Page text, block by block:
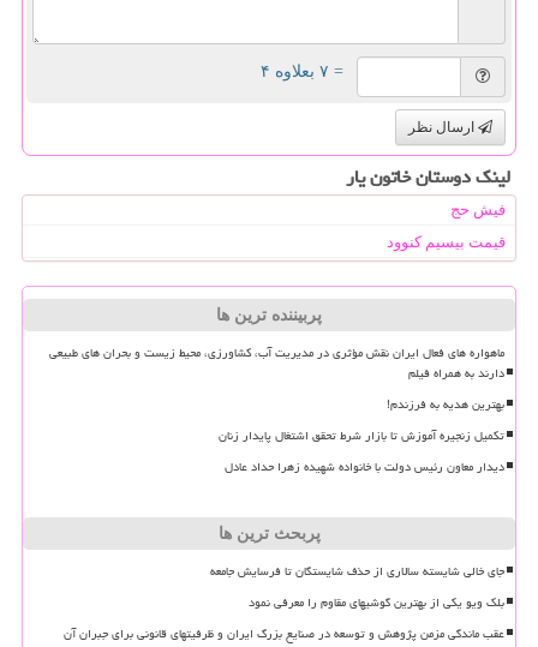
= ۷ بعلاوه ۴
ارسال نظر
لینک دوستان خاتون یار
فیش حج
قیمت بیسیم کنوود
پربیننده ترین ها
ماهواره های فعال ایران نقش مؤثری در مدیریت آب، کشاورزی، محیط زیست و بحران های طبیعی
دارند به همراه فیلم
بهترین هدیه به فرزندم!
تکمیل زنجیره آموزش تا بازار شرط تحقق اشتغال پایدار زنان
دیدار معاون رئیس دولت با خانواده شهیده زهرا حداد عادل
پربحث ترین ها
جای خالی شایسته سالاری از حذف شایستگان تا فرسایش جامعه
بلک ویو یکی از بهترین گوشیهای مقاوم را معرفی نمود
عقب ماندگی مزمن پژوهش و توسعه در صنایع بزرگ ایران و ظرفیتهای قانونی برای جبران آن